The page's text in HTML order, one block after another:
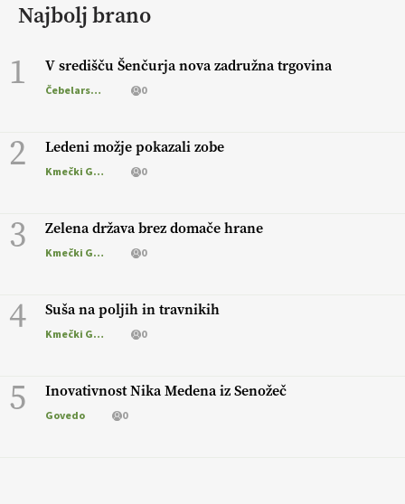
Najbolj brano
1 V središču Šenčurja nova zadružna trgovina
Čebelarstvo 0
2 Ledeni možje pokazali zobe
Kmečki Glas 0
3 Zelena država brez domače hrane
Kmečki Glas 0
4 Suša na poljih in travnikih
Kmečki Glas 0
5 Inovativnost Nika Medena iz Senožeč
Govedo 0